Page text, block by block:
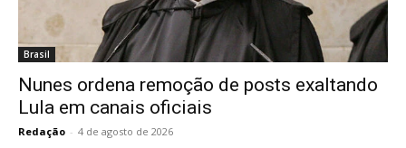
Brasil
Nunes ordena remoção de posts exaltando
Lula em canais oficiais
Redação - 4 de agosto de 2026